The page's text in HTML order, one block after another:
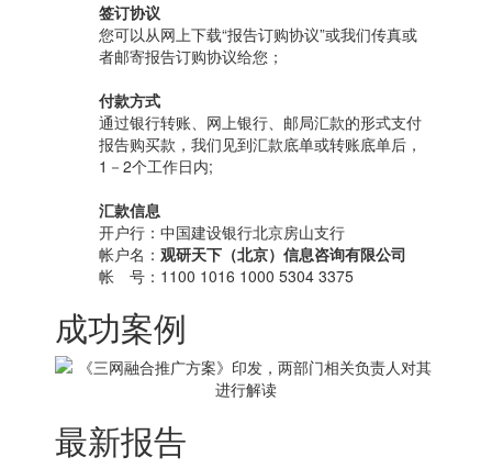
签订协议
您可以从网上下载“报告订购协议”或我们传真或
者邮寄报告订购协议给您；
付款方式
通过银行转账、网上银行、邮局汇款的形式支付
报告购买款，我们见到汇款底单或转账底单后，
1－2个工作日内;
汇款信息
开户行：中国建设银行北京房山支行
帐户名： 观研天下（北京）信息咨询有限公司
帐 号：1100 1016 1000 5304 3375
成功案例
最新报告